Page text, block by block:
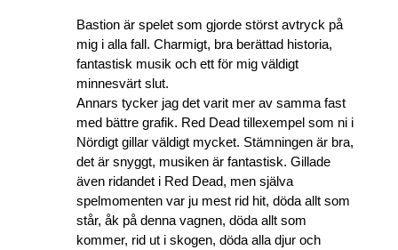
Bastion är spelet som gjorde störst avtryck på
mig i alla fall. Charmigt, bra berättad historia,
fantastisk musik och ett för mig väldigt
minnesvärt slut.
Annars tycker jag det varit mer av samma fast
med bättre grafik. Red Dead tillexempel som ni i
Nördigt gillar väldigt mycket. Stämningen är bra,
det är snyggt, musiken är fantastisk. Gillade
även ridandet i Red Dead, men själva
spelmomenten var ju mest rid hit, döda allt som
står, åk på denna vagnen, döda allt som
kommer, rid ut i skogen, döda alla djur och